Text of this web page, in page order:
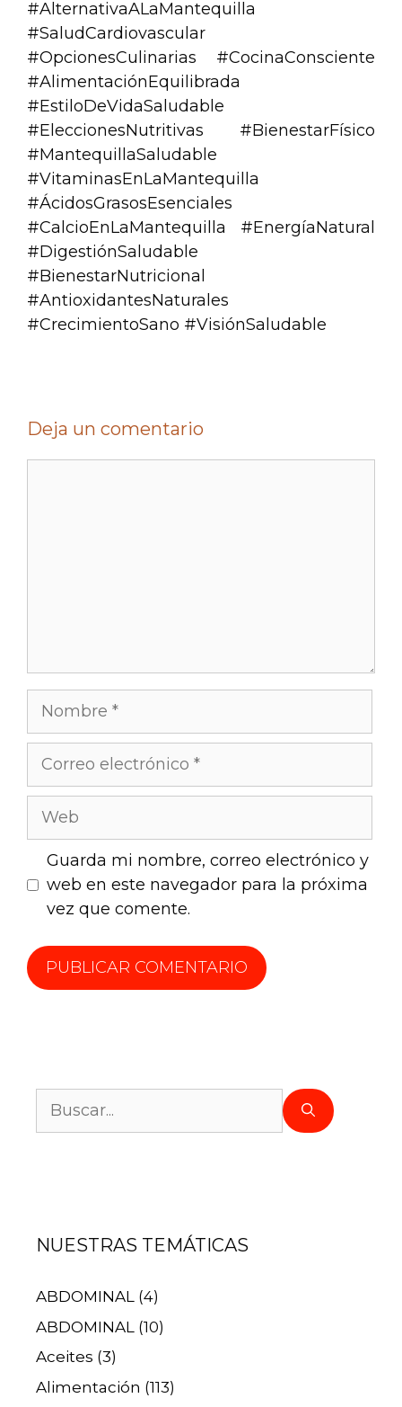
#AlternativaALaMantequilla
#SaludCardiovascular
#OpcionesCulinarias #CocinaConsciente
#AlimentaciónEquilibrada
#EstiloDeVidaSaludable
#EleccionesNutritivas #BienestarFísico
#MantequillaSaludable
#VitaminasEnLaMantequilla
#ÁcidosGrasosEsenciales
#CalcioEnLaMantequilla #EnergíaNatural
#DigestiónSaludable
#BienestarNutricional
#AntioxidantesNaturales
#CrecimientoSano #VisiónSaludable
Deja un comentario
Guarda mi nombre, correo electrónico y
web en este navegador para la próxima
vez que comente.
NUESTRAS TEMÁTICAS
ABDOMINAL (4)
ABDOMINAL (10)
Aceites (3)
Alimentación (113)